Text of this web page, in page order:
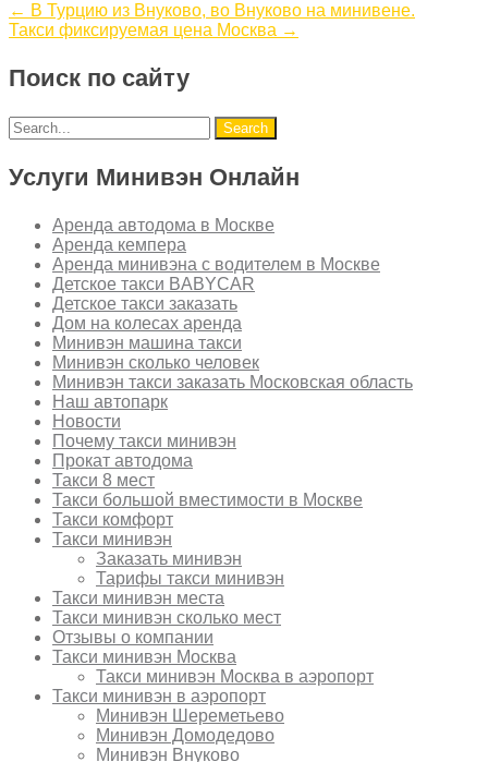
← В Турцию из Внуково, во Внуково на минивене.
Такси фиксируемая цена Москва →
Поиск по сайту
Услуги Минивэн Онлайн
Аренда автодома в Москве
Аренда кемпера
Аренда минивэна с водителем в Москве
Детское такси BABYCAR
Детское такси заказать
Дом на колесах аренда
Минивэн машина такси
Минивэн сколько человек
Минивэн такси заказать Московская область
Наш автопарк
Новости
Почему такси минивэн
Прокат автодома
Такси 8 мест
Такси большой вместимости в Москве
Такси комфорт
Такси минивэн
Заказать минивэн
Тарифы такси минивэн
Такси минивэн места
Такси минивэн сколько мест
Отзывы о компании
Такси минивэн Москва
Такси минивэн Москва в аэропорт
Такси минивэн в аэропорт
Минивэн Шереметьево
Минивэн Домодедово
Минивэн Внуково